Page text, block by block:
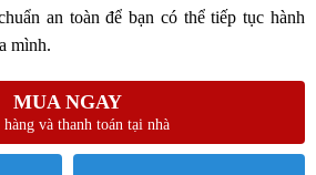
an toàn để bạn có thể tiếp tục hành
mình.
MUA NGAY
hàng và thanh toán tại nhà